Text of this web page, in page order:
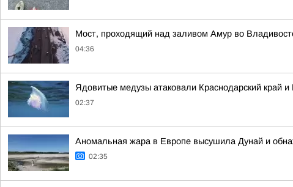
Мост, проходящий над заливом Амур во
04:36
Ядовитые медузы атаковали Краснодарский край
02:37
Аномальная жара в Европе высушила Дунай и
02:35